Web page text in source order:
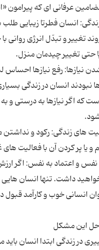
انسان فطرتا زیبایی
تغییر و تبدّل انرژی روانی
نیازها: رفع نیازها احساس
نبودند انسان در زندگی
كه اگر نیازها به درستی
های زندگی: ركود و نداشتن
و اعتماد به نفس: اگر ارزش
داشت. تنها انسان
در زندگی ابتدا انسان